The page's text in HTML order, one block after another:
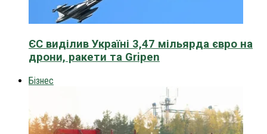
ЄС виділив Україні 3,47 мільярда євро на
дрони, ракети та Gripen
Бізнес